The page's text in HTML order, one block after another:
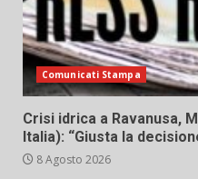
Comunicati Stampa
Crisi idrica a Ravanusa,
Italia): “Giusta la
8 Agosto 2026